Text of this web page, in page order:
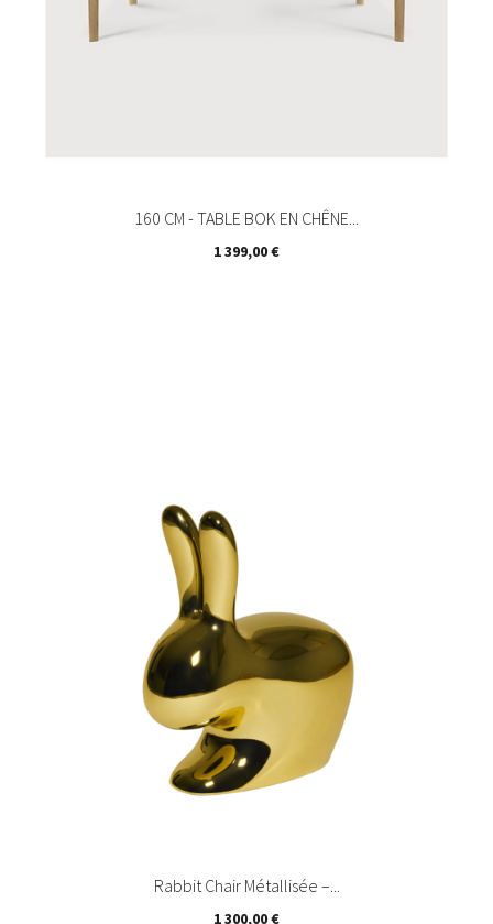
160 CM - TABLE BOK EN CHÊNE...
Prix
1 399,00 €
Rabbit Chair Métallisée –...
Prix
1 300,00 €